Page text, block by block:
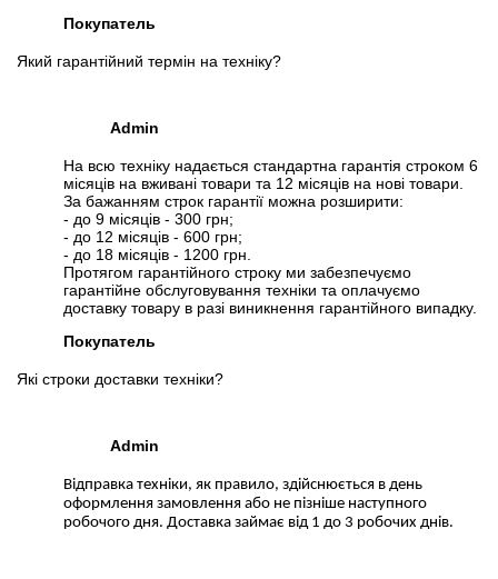
Покупатель
Який гарантійний термін на техніку?
Admin
На всю техніку надається стандартна гарантія строком 6
місяців на вживані товари та 12 місяців на нові товари.
За бажанням строк гарантії можна розширити:
- до 9 місяців - 300 грн;
- до 12 місяців - 600 грн;
- до 18 місяців - 1200 грн.
Протягом гарантійного строку ми забезпечуємо
гарантійне обслуговування техніки та оплачуємо
доставку товару в разі виникнення гарантійного випадку.
Покупатель
Які строки доставки техніки?
Admin
Відправка техніки, як правило, здійснюється в день
оформлення замовлення або не пізніше наступного
робочого дня. Доставка займає від 1 до 3 робочих днів.